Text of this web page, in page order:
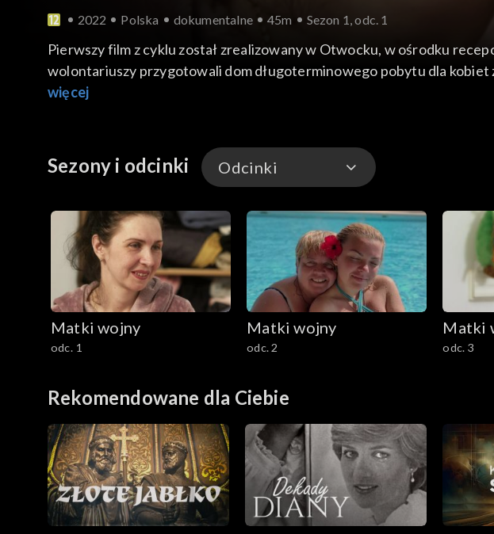
2022 Polska dokumentalne 45m Sezon 1, odc. 1
Pierwszy film z cyklu został zrealizowany w Otwocku, w ośrodku
wolontariuszy przygotowali dom długoterminowego pobytu dla kobiet
więcej
Sezony i odcinki Odcinki
Odcinki
Matki wojny
odc. 1
Matki wojny
odc. 2
Matki
odc. 3
Rekomendowane dla Ciebie